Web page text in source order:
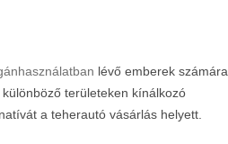
lévő emberek számára
területeken kínálkozó
a teherautó vásárlás helyett.